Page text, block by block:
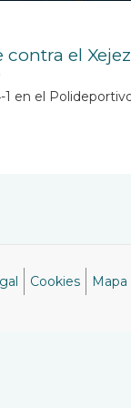
contra el Xejez
en el
Cookies